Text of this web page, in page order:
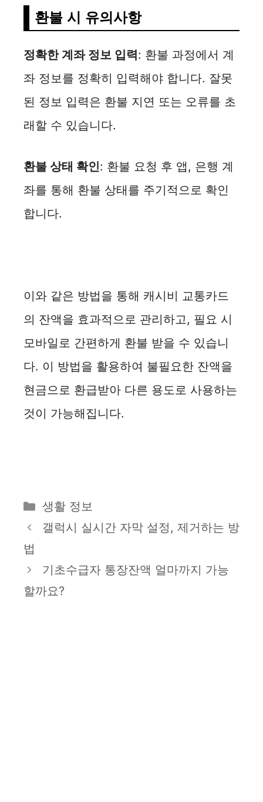
환불 시 유의사항
정확한 계좌 정보 입력: 환불 과정에서 계
좌 정보를 정확히 입력해야 합니다. 잘못
된 정보 입력은 환불 지연 또는 오류를 초
래할 수 있습니다.
환불 상태 확인: 환불 요청 후 앱, 은행 계
좌를 통해 환불 상태를 주기적으로 확인
합니다.
이와 같은 방법을 통해 캐시비 교통카드
의 잔액을 효과적으로 관리하고, 필요 시
모바일로 간편하게 환불 받을 수 있습니
다. 이 방법을 활용하여 불필요한 잔액을
현금으로 환급받아 다른 용도로 사용하는
것이 가능해집니다.
카
테
생활 정보
갤럭시 실시간 자막 설정, 제거하는 방
법
기초수급자 통장잔액 얼마까지 가능
할까요?